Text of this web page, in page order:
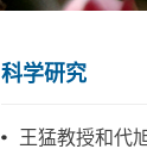
科学研究
王猛教授和代